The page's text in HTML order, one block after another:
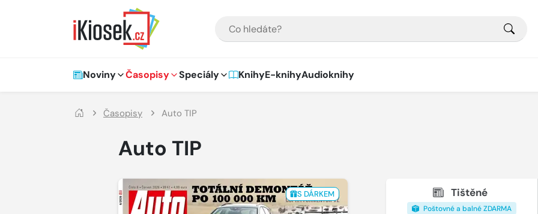
Hlavní navigace
Noviny Časopisy Speciály KnihyE-knihyAudioknihy
Časopisy Auto TIP
Auto TIP
S DÁRKEM Tištěné
Poštovné a balné ZDARMA